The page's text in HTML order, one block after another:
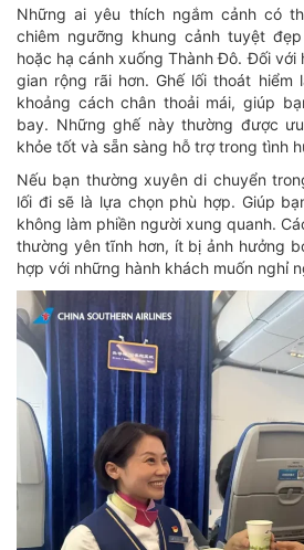
Những ai yêu thích ngắm cảnh có
chiêm ngưỡng khung cảnh tuyệt
hoặc hạ cánh xuống Thành Đô. Đối với
gian rộng rãi hơn. Ghế lối thoát
khoảng cách chân thoải mái, giúp
bay. Những ghế này thường được
khỏe tốt và sẵn sàng hỗ trợ trong tình
Nếu bạn thường xuyên di chuyển
lối đi sẽ là lựa chọn phù hợp. Giúp
không làm phiền người xung quanh.
thường yên tĩnh hơn, ít bị ảnh hưởng
hợp với những hành khách muốn nghỉ